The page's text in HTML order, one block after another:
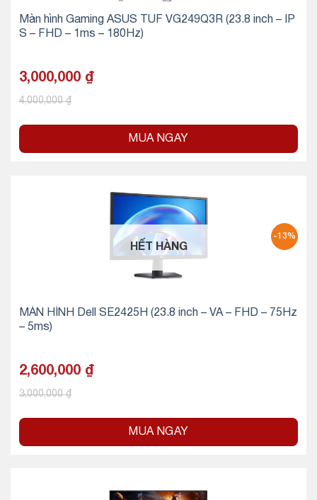
Màn hình Gaming ASUS TUF VG249Q3R (23.8 inch – IP
S – FHD – 1ms – 180Hz)
3,000,000 ₫
4,000,000₫
MUA NGAY
-13%
HẾT HÀNG
MÀN HÌNH Dell SE2425H (23.8 inch – VA – FHD – 75Hz
– 5ms)
2,600,000 ₫
3,000,000₫
MUA NGAY